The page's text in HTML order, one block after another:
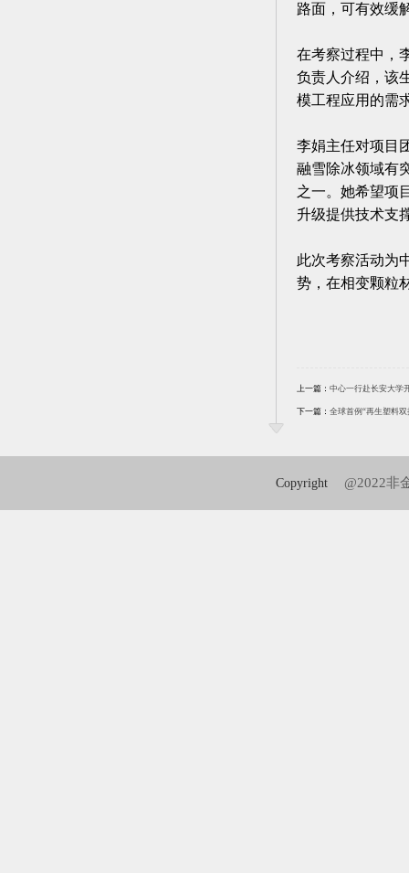
路面，可有效缓
在考察过程中，
负责人介绍，该
模工程应用的需
李娟主任对项目
融雪除冰领域有
之一。她希望项
升级提供技术支
此次考察活动为
势，在相变颗粒
上一篇： 中心一行赴长安大学
下一篇： 全球首例“再生塑料
Copyright @2022非